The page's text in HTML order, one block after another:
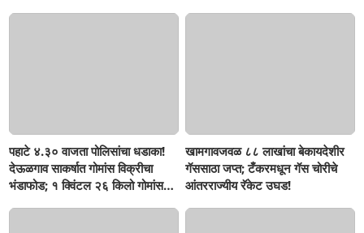
पहाटे ४.३० वाजता पोलिसांचा धडाका!
देऊळगाव साकर्षात गोमांस विक्रीचा
भंडाफोड; १ क्विंटल २६ किलो गोमांस
खामगावजवळ ८८ लाखांचा बेकायदेशीर
गॅससाठा जप्त; टँकरमधून गॅस चोरीचे
आंतरराज्यीय रॅकेट उघड!